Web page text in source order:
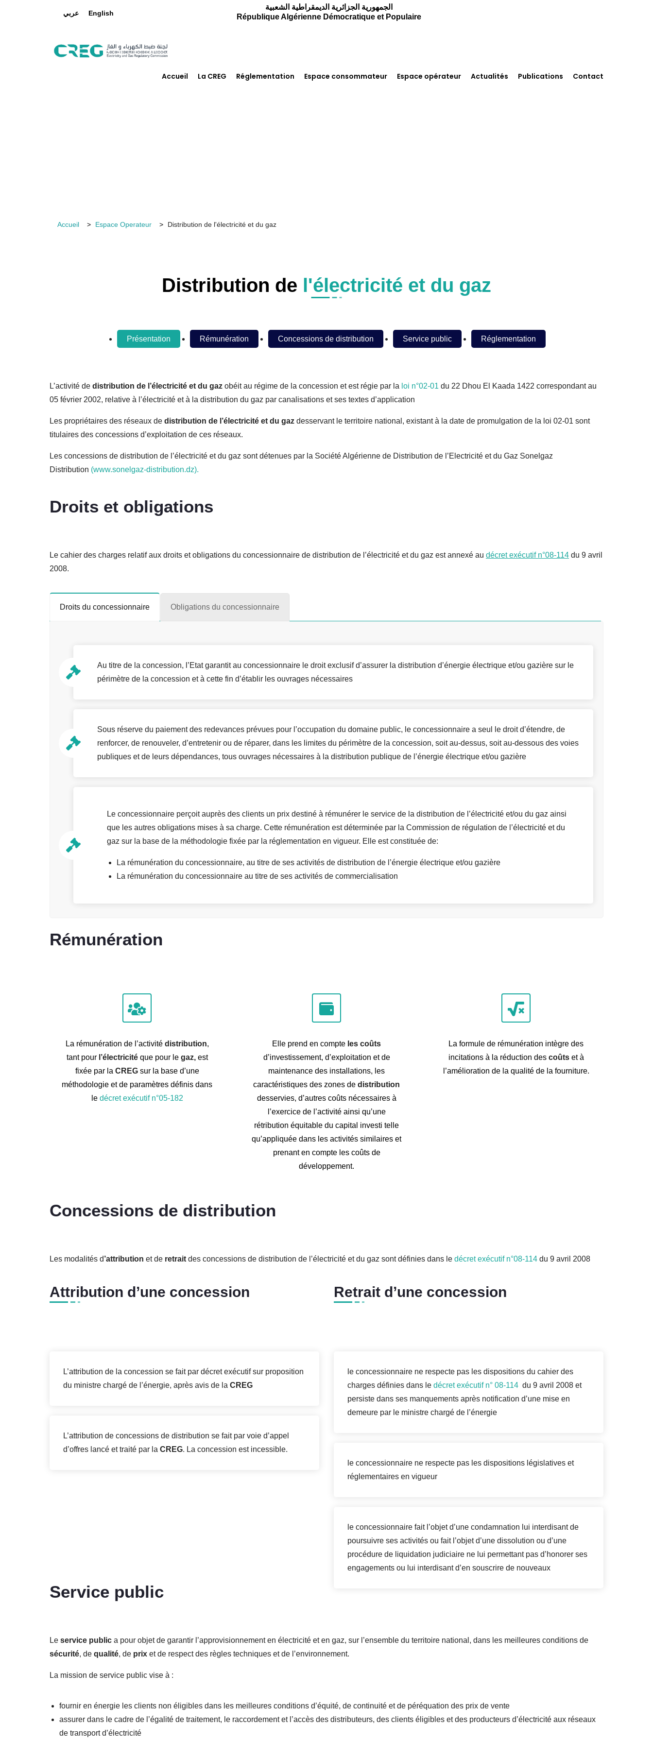
عربي English
الجمهورية الجزائرية الديمقراطية الشعبية
République Algérienne Démocratique et Populaire
Accueil La CREG Réglementation Espace consommateur Espace opérateur Actualités Publications Contact
Accueil Espace Operateur Distribution de l'électricité et du gaz
Distribution de l'électricité et du gaz
Présentation Rémunération Concessions de distribution Service public Réglementation
L’activité de distribution de l’électricité et du gaz obéit au régime de la concession et est régie par la loi n°02-01 du 22 Dhou El Kaada 1422 correspondant au
05 février 2002, relative à l’électricité et à la distribution du gaz par canalisations et ses textes d’application
Les propriétaires des réseaux de distribution de l’électricité et du gaz desservant le territoire national, existant à la date de promulgation de la loi 02-01 sont
titulaires des concessions d’exploitation de ces réseaux.
Les concessions de distribution de l’électricité et du gaz sont détenues par la Société Algérienne de Distribution de l’Electricité et du Gaz Sonelgaz
Distribution (www.sonelgaz-distribution.dz).
Droits et obligations
Le cahier des charges relatif aux droits et obligations du concessionnaire de distribution de l’électricité et du gaz est annexé au décret exécutif n°08-114 du 9 avril
2008.
Droits du concessionnaire Obligations du concessionnaire
Au titre de la concession, l’Etat garantit au concessionnaire le droit exclusif d’assurer la distribution d’énergie électrique et/ou gazière sur le
périmètre de la concession et à cette fin d’établir les ouvrages nécessaires
Sous réserve du paiement des redevances prévues pour l’occupation du domaine public, le concessionnaire a seul le droit d’étendre, de
renforcer, de renouveler, d’entretenir ou de réparer, dans les limites du périmètre de la concession, soit au-dessus, soit au-dessous des voies
publiques et de leurs dépendances, tous ouvrages nécessaires à la distribution publique de l’énergie électrique et/ou gazière
Le concessionnaire perçoit auprès des clients un prix destiné à rémunérer le service de la distribution de l’électricité et/ou du gaz ainsi
que les autres obligations mises à sa charge. Cette rémunération est déterminée par la Commission de régulation de l’électricité et du
gaz sur la base de la méthodologie fixée par la réglementation en vigueur. Elle est constituée de:
La rémunération du concessionnaire, au titre de ses activités de distribution de l’énergie électrique et/ou gazière
La rémunération du concessionnaire au titre de ses activités de commercialisation
Rémunération
La rémunération de l’activité distribution,
tant pour l’électricitéque pour le gaz,est
fixée par la CREGsur la base d’une
méthodologie et de paramètres définis dans
le décret exécutif n°05-182
Elle prend en compte les coûts
d’investissement, d’exploitation et de
maintenance des installations, les
caractéristiques des zones de distribution
desservies, d’autres coûts nécessaires à
l’exercice de l’activité ainsi qu’une
rétribution équitable du capital investi telle
qu’appliquée dans les activités similaires et
prenant en compte les coûts de
développement.
La formule de rémunération intègre des
incitations à la réduction descoûtset à
l’amélioration de la qualité de la fourniture.
Concessions de distribution
Les modalités d’attribution et de retrait des concessions de distribution de l’électricité et du gaz sont définies dans le décret exécutif n°08-114 du 9 avril 2008
Attribution d’une concession
L’attribution de la concession se fait par décret exécutif sur proposition
du ministre chargé de l’énergie, après avis de la CREG
L’attribution de concessions de distribution se fait par voie d’appel
d’offres lancé et traité par la CREG. La concession est incessible.
Retrait d’une concession
le concessionnaire ne respecte pas les dispositions du cahier des
charges définies dans le décret exécutif n° 08-114 du 9 avril 2008 et
persiste dans ses manquements après notification d’une mise en
demeure par le ministre chargé de l’énergie
le concessionnaire ne respecte pas les dispositions législatives et
réglementaires en vigueur
le concessionnaire fait l’objet d’une condamnation lui interdisant de
poursuivre ses activités ou fait l’objet d’une dissolution ou d’une
procédure de liquidation judiciaire ne lui permettant pas d’honorer ses
engagements ou lui interdisant d’en souscrire de nouveaux
Service public
Le service public a pour objet de garantir l’approvisionnement en électricité et en gaz, sur l’ensemble du territoire national, dans les meilleures conditions de
sécurité, de qualité, de prix et de respect des règles techniques et de l’environnement.
La mission de service public vise à :
fournir en énergie les clients non éligibles dans les meilleures conditions d’équité, de continuité et de péréquation des prix de vente
assurer dans le cadre de l’égalité de traitement, le raccordement et l’accès des distributeurs, des clients éligibles et des producteurs d’électricité aux réseaux
de transport d’électricité